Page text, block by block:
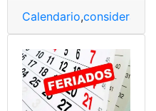
Calendario,considerados